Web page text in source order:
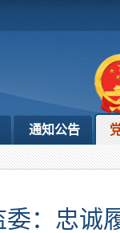
通知公告
：忠诚